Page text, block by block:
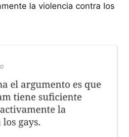
la violencia contra los